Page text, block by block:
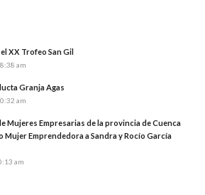
XX Trofeo San Gil
am
Granja Agas
am
Mujeres Empresarias de la provincia de Cuenca
Mujer Emprendedora a Sandra y Rocío García
am